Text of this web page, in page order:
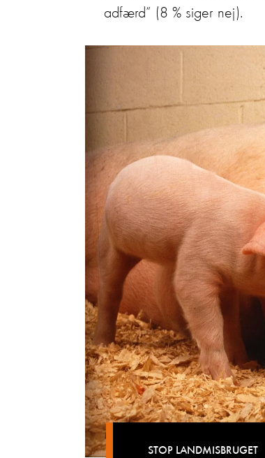
adfærd” (8 % siger nej).
STOP LANDMISBRUGET